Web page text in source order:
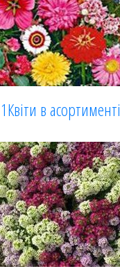
1Квіти в асортименті